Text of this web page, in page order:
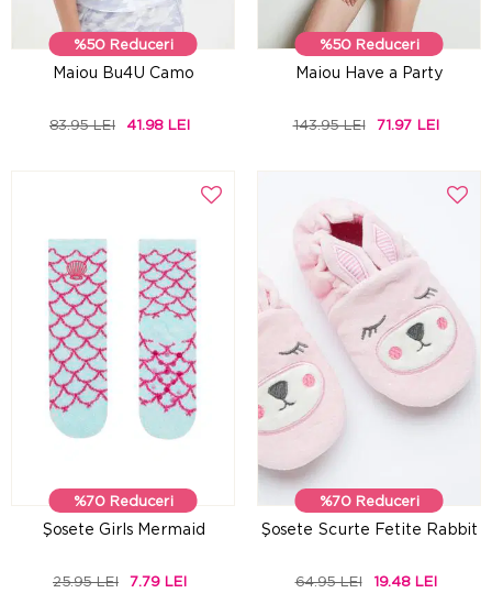
%50 Reduceri
Maiou Bu4U Camo
83.95 LEI 41.98 LEI
%50 Reduceri
Maiou Have a Party
143.95 LEI 71.97 LEI
%70 Reduceri
Şosete Girls Mermaid
25.95 LEI 7.79 LEI
%70 Reduceri
Şosete Scurte Fetite Rabbit
64.95 LEI 19.48 LEI